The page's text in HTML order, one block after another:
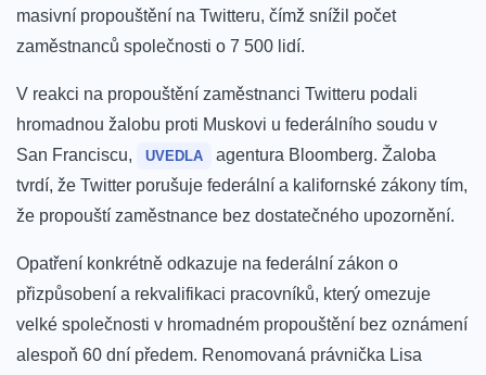
masivní propouštění na Twitteru, čímž snížil počet
zaměstnanců společnosti o 7 500 lidí.
V reakci na propouštění zaměstnanci Twitteru podali
hromadnou žalobu proti Muskovi u federálního soudu v
San Franciscu,
UVEDLA
agentura Bloomberg. Žaloba
tvrdí, že Twitter porušuje federální a kalifornské zákony tím,
že propouští zaměstnance bez dostatečného upozornění.
Opatření konkrétně odkazuje na federální zákon o
přizpůsobení a rekvalifikaci pracovníků, který omezuje
velké společnosti v hromadném propouštění bez oznámení
alespoň 60 dní předem. Renomovaná právnička Lisa